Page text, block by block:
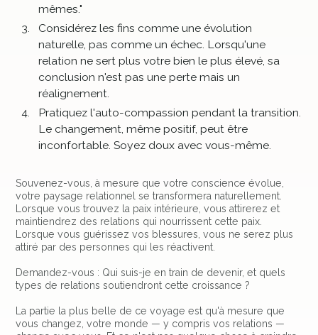
mêmes."
Considérez les fins comme une évolution
naturelle, pas comme un échec. Lorsqu'une
relation ne sert plus votre bien le plus élevé, sa
conclusion n'est pas une perte mais un
réalignement.
Pratiquez l'auto-compassion pendant la transition.
Le changement, même positif, peut être
inconfortable. Soyez doux avec vous-même.
Souvenez-vous, à mesure que votre conscience évolue,
votre paysage relationnel se transformera naturellement.
Lorsque vous trouvez la paix intérieure, vous attirerez et
maintiendrez des relations qui nourrissent cette paix.
Lorsque vous guérissez vos blessures, vous ne serez plus
attiré par des personnes qui les réactivent.
Demandez-vous : Qui suis-je en train de devenir, et quels
types de relations soutiendront cette croissance ?
La partie la plus belle de ce voyage est qu'à mesure que
vous changez, votre monde — y compris vos relations —